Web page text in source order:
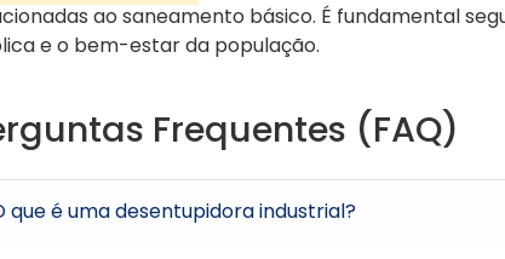
ao saneamento básico. É fundamental
e o bem-estar da população.
Frequentes (FAQ)
que é uma desentupidora industrial?